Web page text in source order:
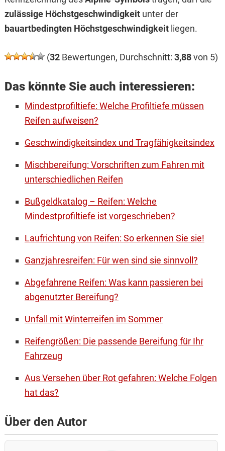
zulässige Höchstgeschwindigkeit unter der
bauartbedingten Höchstgeschwindigkeitliegen.
(32Bewertungen, Durchschnitt: 3,88von 5)
Das könnte Sie auch interessieren:
Mindestprofiltiefe: Welche Profiltiefe müssen
Reifen aufweisen?
Geschwindigkeitsindex und Tragfähigkeitsindex
Mischbereifung: Vorschriften zum Fahren mit
unterschiedlichen Reifen
Bußgeldkatalog – Reifen: Welche
Mindestprofiltiefe ist vorgeschrieben?
Laufrichtung von Reifen: So erkennen Sie sie!
Ganzjahresreifen: Für wen sind sie sinnvoll?
Abgefahrene Reifen: Was kann passieren bei
abgenutzter Bereifung?
Unfall mit Winterreifen im Sommer
Reifengrößen: Die passende Bereifung für Ihr
Fahrzeug
Aus Versehen über Rot gefahren: Welche Folgen
hat das?
Über den Autor